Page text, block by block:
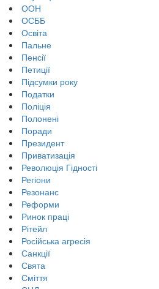
ООН
ОСББ
Освіта
Пальне
Пенсії
Петиції
Підсумки року
Податки
Поліція
Полонені
Поради
Президент
Приватизація
Революція Гідності
Регіони
Резонанс
Реформи
Ринок праці
Рітейл
Російська агресія
Санкції
Свята
Сміття